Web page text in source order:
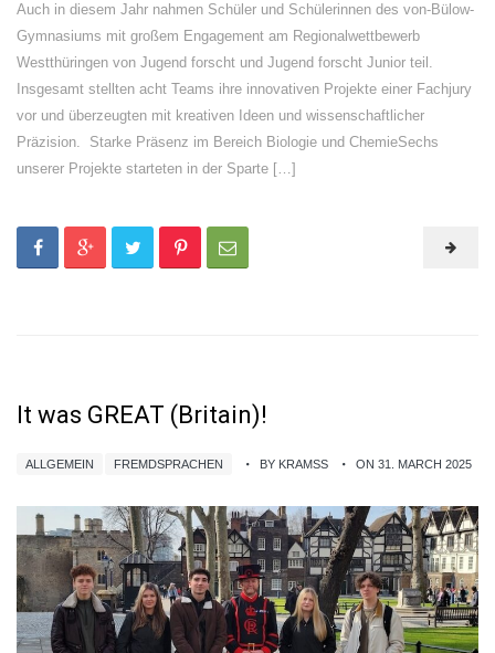
Auch in diesem Jahr nahmen Schüler und Schülerinnen des von-Bülow-
Gymnasiums mit großem Engagement am Regionalwettbewerb
Westthüringen von Jugend forscht und Jugend forscht Junior teil.
Insgesamt stellten acht Teams ihre innovativen Projekte einer Fachjury
vor und überzeugten mit kreativen Ideen und wissenschaftlicher
Präzision. Starke Präsenz im Bereich Biologie und ChemieSechs
unserer Projekte starteten in der Sparte […]
It was GREAT (Britain)!
ALLGEMEIN FREMDSPRACHEN BY KRAMSS ON 31. MARCH 2025